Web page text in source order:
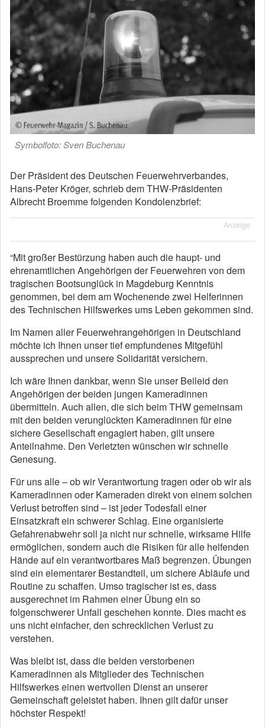
Symbolfoto: Sven Buchenau
Der Präsident des Deutschen Feuerwehrverbandes,
Hans-Peter Kröger, schrieb dem THW-Präsidenten
Albrecht Broemme folgenden Kondolenzbrief:
Anzeige
“Mit großer Bestürzung haben auch die haupt- und
ehrenamtlichen Angehörigen der Feuerwehren von dem
tragischen Bootsunglück in Magdeburg Kenntnis
genommen, bei dem am Wochenende zwei Helferinnen
des Technischen Hilfswerkes ums Leben gekommen sind.
Im Namen aller Feuerwehrangehörigen in Deutschland
möchte ich Ihnen unser tief empfundenes Mitgefühl
aussprechen und unsere Solidarität versichern.
Ich wäre Ihnen dankbar, wenn Sie unser Beileid den
Angehörigen der beiden jungen Kameradinnen
übermitteln. Auch allen, die sich beim THW gemeinsam
mit den beiden verunglückten Kameradinnen für eine
sichere Gesellschaft engagiert haben, gilt unsere
Anteilnahme. Den Verletzten wünschen wir schnelle
Genesung.
Für uns alle – ob wir Verantwortung tragen oder ob wir als
Kameradinnen oder Kameraden direkt von einem solchen
Verlust betroffen sind – ist jeder Todesfall einer
Einsatzkraft ein schwerer Schlag. Eine organisierte
Gefahrenabwehr soll ja nicht nur schnelle, wirksame Hilfe
ermöglichen, sondern auch die Risiken für alle helfenden
Hände auf ein verantwortbares Maß begrenzen. Übungen
sind ein elementarer Bestandteil, um sichere Abläufe und
Routine zu schaffen. Umso tragischer ist es, dass
ausgerechnet im Rahmen einer Übung ein so
folgenschwerer Unfall geschehen konnte. Dies macht es
uns nicht einfacher, den schrecklichen Verlust zu
verstehen.
Was bleibt ist, dass die beiden verstorbenen
Kameradinnen als Mitglieder des Technischen
Hilfswerkes einen wertvollen Dienst an unserer
Gemeinschaft geleistet haben. Ihnen gilt dafür unser
höchster Respekt!